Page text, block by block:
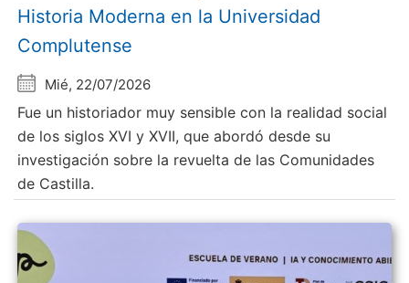
Historia Moderna en la Universidad
Complutense
Mié, 22/07/2026
Fue un historiador muy sensible con la realidad social
de los siglos XVI y XVII, que abordó desde su
investigación sobre la revuelta de las Comunidades
de Castilla.